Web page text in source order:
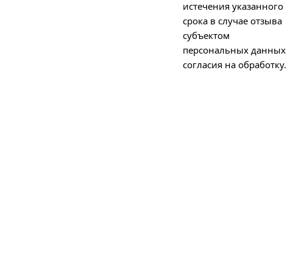
истечения указанного
срока в случае отзыва
субъектом
персональных данных
согласия на обработку.